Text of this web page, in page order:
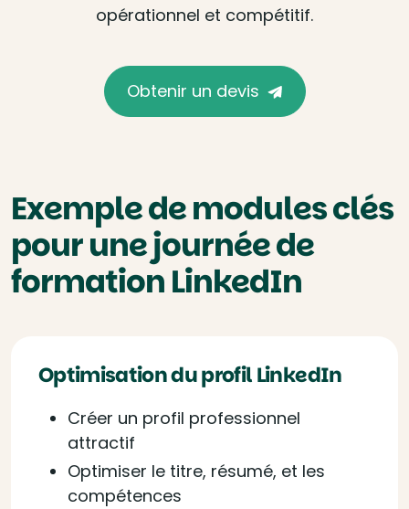
opérationnel et compétitif.
Obtenir un devis
Exemple de modules clés
pour une journée de
formation LinkedIn
Optimisation du profil LinkedIn
Créer un profil professionnel
attractif
Optimiser le titre, résumé, et les
compétences